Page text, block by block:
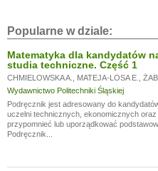
Popularne w dziale:
Matematyka dla kandydatów
studia techniczne. Część 1
CHMIELOWSKA A. MATEJA-LOSA E.
Wydawnictwo Politechniki Śląskiej
Podręcznik jest adresowany do
uczelni technicznych, ekonomicznych
przypomnieć lub uporządkować
Podręcznik...